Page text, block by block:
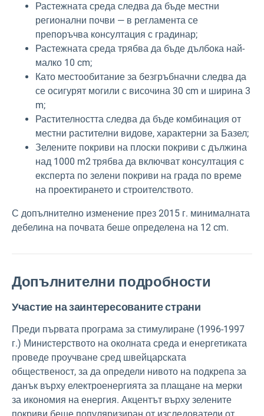
Растежната среда следва да бъде местни
регионални почви — в регламента се
препоръчва консултация с градинар;
Растежната среда трябва да бъде дълбока най-
малко 10 cm;
Като местообитание за безгръбначни следва да
се осигурят могили с височина 30 cm и ширина 3
m;
Растителността следва да бъде комбинация от
местни растителни видове, характерни за Базел;
Зелените покриви на плоски покриви с дължина
над 1000 m2трябва да включват консултация с
експерта по зелени покриви на града по време
на проектирането и строителството.
С допълнително изменение през 2015 г. минималната
дебелина на почвата беше определена на 12 cm.
Допълнителни подробности
Участие на заинтересованите страни
Преди първата програма за стимулиране (1996-1997
г.) Министерството на околната среда и енергетиката
проведе проучване сред швейцарската
общественост, за да определи нивото на подкрепа за
данък върху електроенергията за плащане на мерки
за икономия на енергия. Акцентът върху зелените